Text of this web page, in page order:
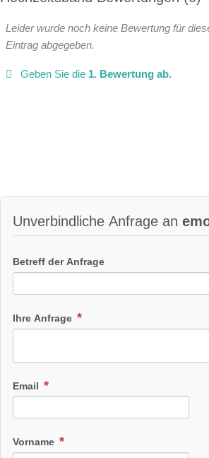
Leider wurde noch keine Bewertung für
Eintrag abgegeben.
Geben Sie die 1. Bewertung ab.
Unverbindliche Anfrage an
Betreff der Anfrage
Ihre Anfrage
Email
Vorname